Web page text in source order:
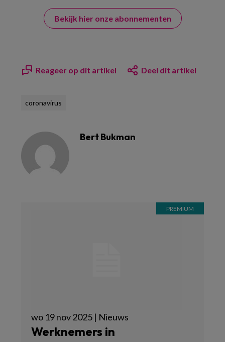
Bekijk hier onze abonnementen
Reageer op dit artikel Deel dit artikel
coronavirus
Bert Bukman
wo 19 nov 2025 | Nieuws
Werknemers in